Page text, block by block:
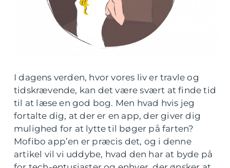
I dagens verden, hvor vores liv er travle og
tidskrævende, kan det være svært at finde tid
til at læse en god bog. Men hvad hvis jeg
fortalte dig, at der er en app, der giver dig
mulighed for at lytte til bøger på farten?
Mofibo app’en er præcis det, og i denne
artikel vil vi uddybe, hvad den har at byde på